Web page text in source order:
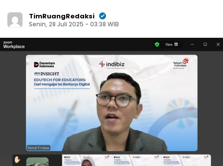
TimRuangRedaksi
Senin, 28 Juli 2025 - 03:38 WIB